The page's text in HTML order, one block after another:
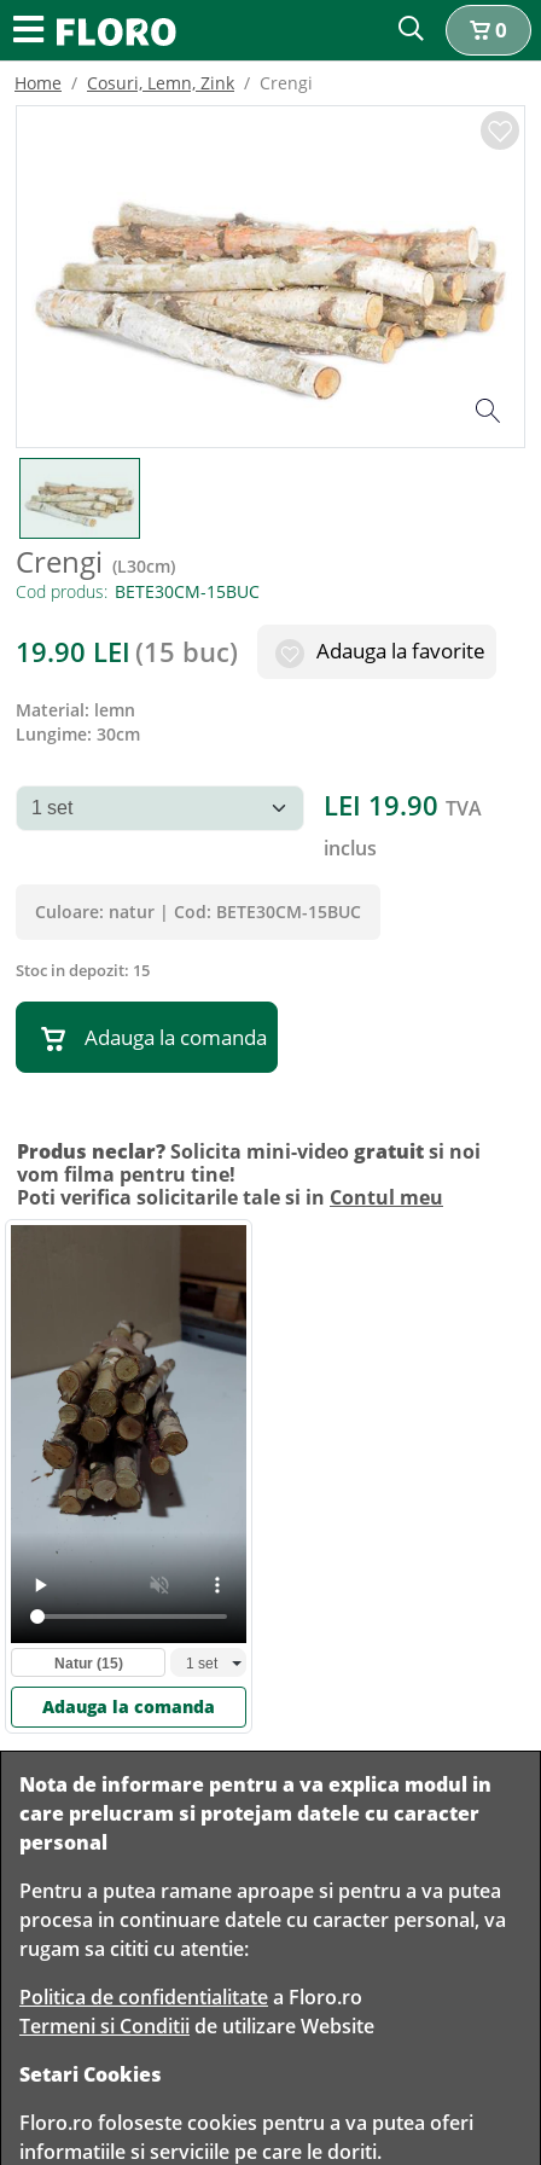
0
Home Cosuri, Lemn, Zink Crengi
Crengi (L30cm)
Cod produs:
19.90 LEI (15 buc) Adauga la favorite
material: lemn
lungime: 30cm
LEI 19.90 TVA
inclus
Culoare: natur | Cod: BETE30CM-15BUC
Stoc in depozit: 15
Adauga la comanda
Produs neclar?Solicita mini-video gratuitsi noi
vom filma pentru tine!
Poti verifica solicitarile tale si in Contul meu
Natur(15)
Adauga la comanda
Livrare
rapida
Livram in
orice
Romania
Garantam
TIMP PENTRU
FLORISTI
Nota de informare pentru a va explica modul in
care prelucram si protejam datele cu caracter
personal
Pentru a putea ramane aproape si pentru a va putea
procesa in continuare datele cu caracter personal, va
rugam sa cititi cu atentie:
Politica de confidentialitatea Floro.ro
Termeni si Conditiide utilizare Website
Setari Cookies
Floro.ro foloseste cookies pentru a va putea oferi
informatiile si serviciile pe care le doriti.